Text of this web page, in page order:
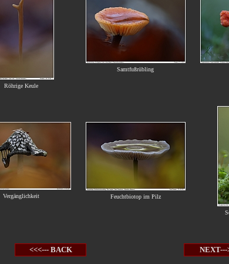
Röhrige Keule
Samtfußrübling
Vergänglichkeit Feuchtbiotop im Pilz
NEXT---
<<<--- BACK